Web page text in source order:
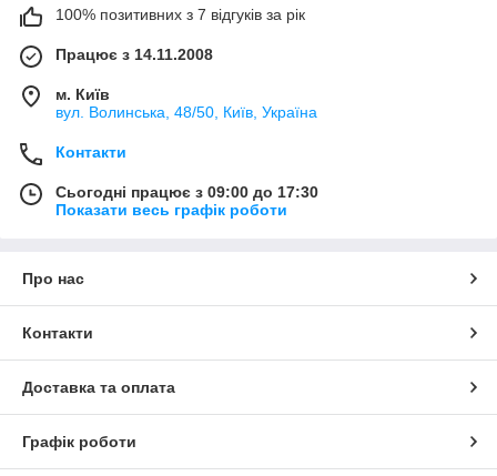
100% позитивних з 7 відгуків за рік
Працює з 14.11.2008
м. Київ
вул. Bолинська, 48/50, Київ, Україна
Контакти
Сьогодні працює з 09:00 до 17:30
Показати весь графік роботи
Про нас
Контакти
Доставка та оплата
Графік роботи